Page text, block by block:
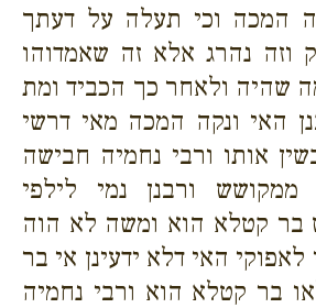
המכה וכי תעלה על דעתך
וזה נהרג אלא זה שאמדוהו
שהיה ולאחר כך הכביד ומת
האי ונקה המכה מאי דרשי
אותו ורבי נחמיה חבישה
ורבנן נמי לילפי
בר קטלא הוא ומשה לא הוה
האי דלא ידעינן אי בר
בר קטלא הוא ורבי נחמיה